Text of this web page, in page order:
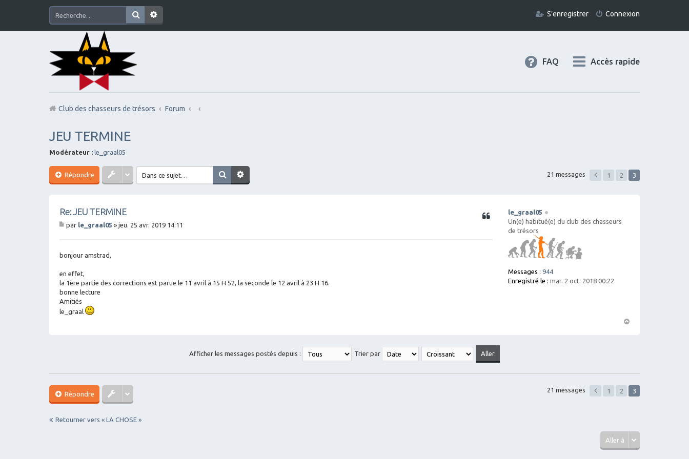
Connexion
S’enregistrer
Accès rapide
FAQ
Club des chasseurs de trésors Forum
JEU TERMINE
Modérateur : le_graal05
Répondre 21 messages 1 2 3
le_graal05
Un(e) habitué(e) du club des chasseurs
de trésors
Messages : 944
Enregistré le : mar. 2 oct. 2018 00:22
Re: JEU TERMINE Citation
g
par le_graal05 » jeu. 25 avr. 2019 14:11
bonjour amstrad,
en effet,
la 1ère partie des corrections est parue le 11 avril à 15 H 52, la seconde le 12 avril à 23 H 16.
bonne lecture
Amitiés
le_graal
Afficher les messages postés depuis : Trier par
Répondre
21 messages 1 2 3
Retourner vers « LA CHOSE »
Aller à